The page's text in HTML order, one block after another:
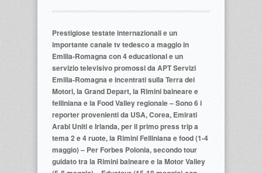
Prestigiose testate internazionali e un
importante canale tv tedesco a maggio in
Emilia-Romagna con 4 educational e un
servizio televisivo promossi da APT Servizi
Emilia-Romagna e incentrati sulla Terra dei
Motori, la Grand Depart, la Rimini balneare e
felliniana e la Food Valley regionale – Sono 6 i
reporter provenienti da USA, Corea, Emirati
Arabi Uniti e Irlanda, per il primo press trip a
tema 2 e 4 ruote, la Rimini Felliniana e food (1-4
maggio) – Per Forbes Polonia, secondo tour
guidato tra la Rimini balneare e la Motor Valley